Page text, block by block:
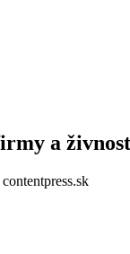
a